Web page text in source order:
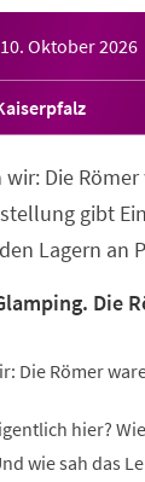
10. Oktober 2026
Die
gibt
Lagern an
Die
Die Römer
hier?
wie sah das